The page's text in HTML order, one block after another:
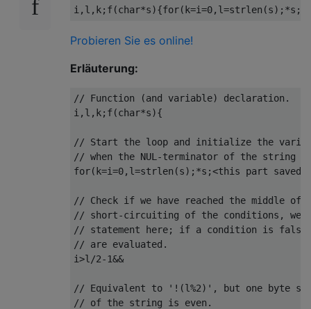
Probieren Sie es online!
Erläuterung:
// Function (and variable) declaration.
i,l,k;f(char*s){
// Start the loop and initialize the
// when the NUL-terminator of the string
for(k=i=0,l=strlen(s);*s;<this part saved
// Check if we have reached the middle of
// short-circuiting of the conditions, we
// statement here; if a condition is
// are evaluated.
i>l/2-1&&
// Equivalent to '!(l%2)', but one byte
// of the string is even.